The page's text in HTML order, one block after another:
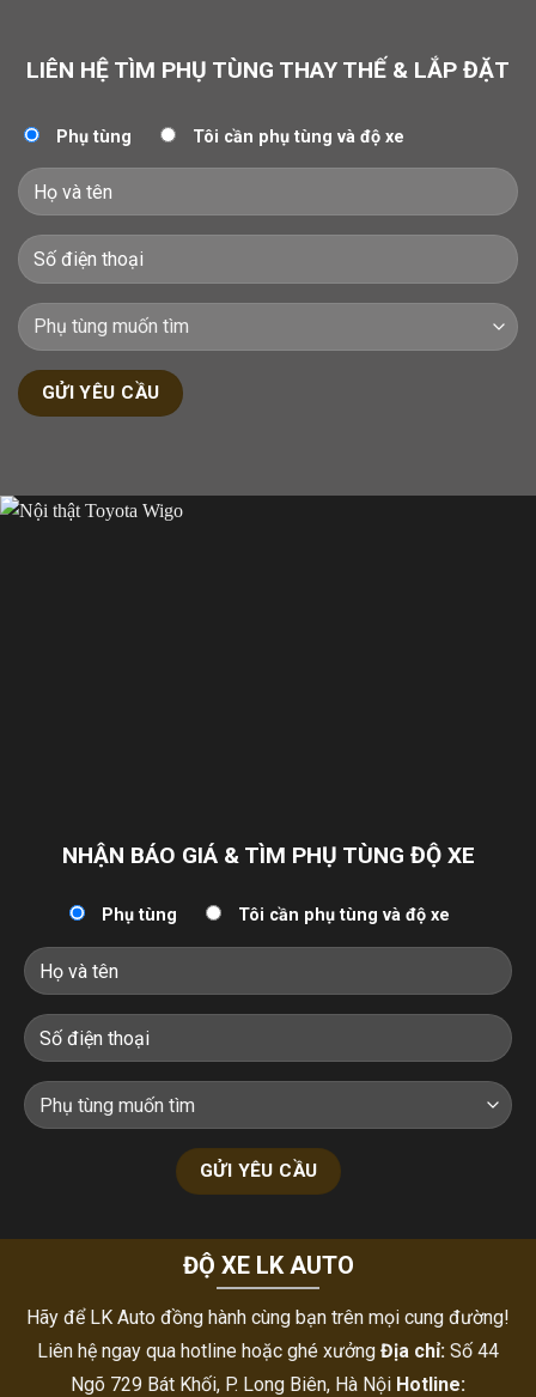
LIÊN HỆ TÌM PHỤ TÙNG THAY THẾ & LẮP ĐẶT
Phụ tùng Tôi cần phụ tùng và độ xe
NHẬN BÁO GIÁ & TÌM PHỤ TÙNG ĐỘ XE
Phụ tùng Tôi cần phụ tùng và độ xe
ĐỘ XE LK AUTO
Hãy để LK Auto đồng hành cùng bạn trên mọi cung đường!
Liên hệ ngay qua hotline hoặc ghé xưởng Địa chỉ: Số 44
Ngõ 729 Bát Khối, P. Long Biên, Hà Nội Hotline: